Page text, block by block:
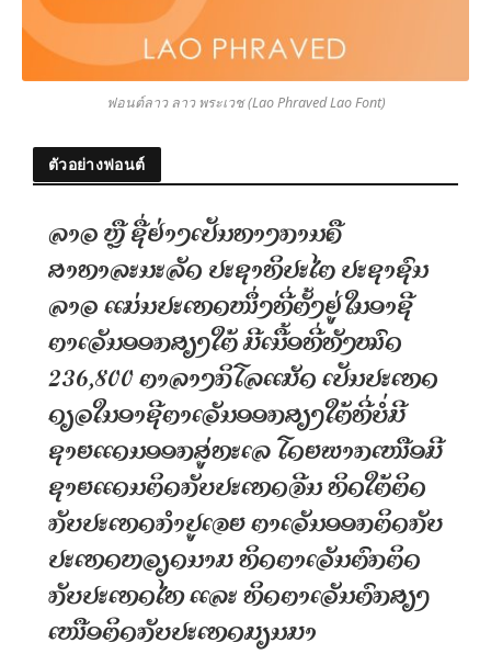
ฟอนต์ลาว ลาว พระเวช (Lao Phraved Lao Font)
ตัวอย่างฟอนต์
ລາວ ຫຼື ຊື່ຢ່າງເປັນທາງການຄື
ສາທາລະນະລັດ ປະຊາທິປະໄຕ ປະຊາຊົນ
ລາວ ແມ່ນປະເທດໜຶ່ງທີ່ຕັ້ງຢູ່ໃນອາຊີ
ຕາເວັນອອກສຽງໃຕ້ ມີເນື້ອທີ່ທັງໝົດ
236,800 ຕາລາງກິໂລແມັດ ເປັນປະເທດ
ດຽວໃນອາຊີຕາເວັນອອກສຽງໃຕ້ທີ່ບໍ່ມີ
ຊາຍແດນອອກສູ່ທະເລ ໂດຍພາກເໜືອມີ
ຊາຍແດນຕິດກັບປະເທດຈີນ ທິດໃຕ້ຕິດ
ກັບປະເທດກຳປູເຈຍ ຕາເວັນອອກຕິດກັບ
ປະເທດຫວຽດນາມ ທິດຕາເວັນຕົກຕິດ
ກັບປະເທດໄທ ແລະ ທິດຕາເວັນຕົກສຽງ
ເໜືອຕິດກັບປະເທດມຽນມາ